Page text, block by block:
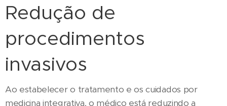
Redução de
procedimentos
invasivos
Ao estabelecer o tratamento e os cuidados por
medicina integrativa, o médico está reduzindo a